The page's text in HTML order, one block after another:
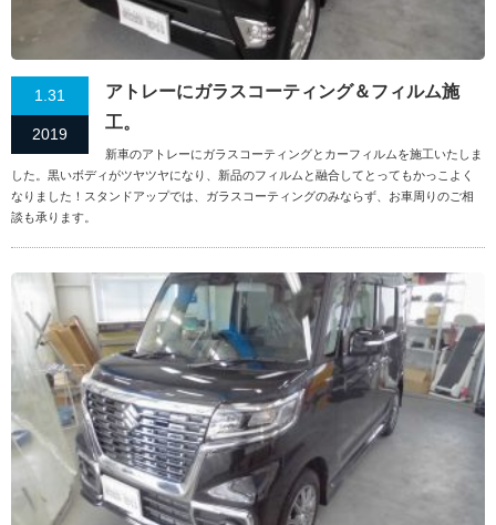
1.31
2019
アトレーにガラスコーティング＆フィルム施
工。
新車のアトレーにガラスコーティングとカーフィルムを施工いたしま
した。黒いボディがツヤツヤになり、新品のフィルムと融合してとってもかっこよく
なりました！スタンドアップでは、ガラスコーティングのみならず、お車周りのご相
談も承ります。